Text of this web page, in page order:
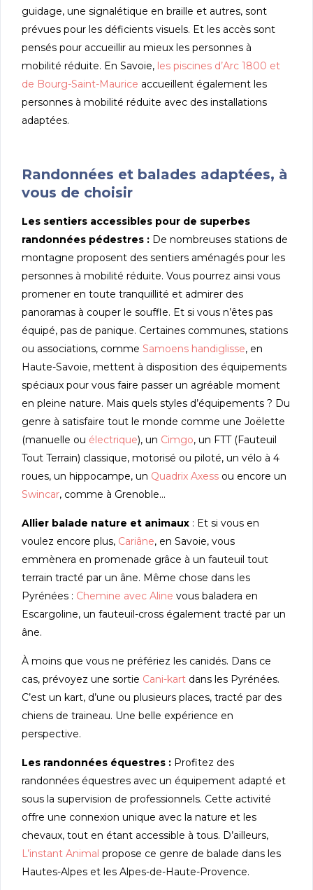
guidage, une signalétique en braille et autres, sont
prévues pour les déficients visuels. Et les accès sont
pensés pour accueillir au mieux les personnes à
mobilité réduite. En Savoie, les piscines d’Arc 1800 et
de Bourg-Saint-Maurice accueillent également les
personnes à mobilité réduite avec des installations
adaptées.
Randonnées et balades adaptées, à
vous de choisir
Les sentiers accessibles pour de superbes
randonnées pédestres : De nombreuses stations de
montagne proposent des sentiers aménagés pour les
personnes à mobilité réduite. Vous pourrez ainsi vous
promener en toute tranquillité et admirer des
panoramas à couper le souffle. Et si vous n’êtes pas
équipé, pas de panique. Certaines communes, stations
ou associations, commeSamoens handiglisse, en
Haute-Savoie, mettent à disposition des équipements
spéciaux pour vous faire passer un agréable moment
en pleine nature. Mais quels styles d’équipements ? Du
genre à satisfaire tout le monde comme une Joëlette
(manuelle ou électrique), un Cimgo, un FTT (Fauteuil
Tout Terrain) classique, motorisé ou piloté, un vélo à 4
roues, un hippocampe, un Quadrix Axess ou encore un
Swincar, comme à Grenoble…
Allier balade nature et animaux : Et si vous en
voulez encore plus, Cariâne, en Savoie, vous
emmènera en promenade grâce à un fauteuil tout
terrain tracté par un âne. Même chose dans les
Pyrénées : Chemine avec Aline vous baladera en
Escargoline, un fauteuil-cross également tracté par un
âne.
À moins que vous ne préfériez les canidés. Dans ce
cas, prévoyez une sortie Cani-kart dans les Pyrénées.
C’est un kart, d’une ou plusieurs places, tracté par des
chiens de traineau. Une belle expérience en
perspective.
Les randonnées équestres : Profitez des
randonnées équestres avec un équipement adapté et
sous la supervision de professionnels. Cette activité
offre une connexion unique avec la nature et les
chevaux, tout en étant accessible à tous. D’ailleurs,
L’instant Animal propose ce genre de balade dans les
Hautes-Alpes et les Alpes-de-Haute-Provence.